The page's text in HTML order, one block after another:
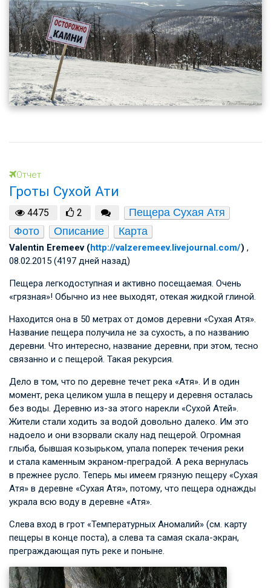
Отчет
Гроты Сухой Ати
4475 2
Пещера Сухая Атя
Фото
Описание Карта
Valentin Eremeev (http://valzeremeev.livejournal.com/) ,
08.02.2015 (4197 дней назад)
Пещера легкодоступная и активно посещаемая. Очень
«грязная»! Обычно из нее выходят, отекая жидкой глиной.
Находится она в 50 метрах от домов деревни «Сухая Атя».
Название пещера получила не за сухость, а по названию
деревни. Что интересно, название деревни, при этом, тесно
связанно и с пещерой. Такая рекурсия.
Дело в том, что по деревне течет река «Атя». И в один
момент, река целиком ушла в пещеру и деревня осталась
без воды. Деревню из-за этого нарекли «Сухой Атей».
Жители стали ходить за водой довольно далеко. Им это
надоело и они взорвали скалу над пещерой. Огромная
глыба, бывшая козырьком, упала поперек течения реки
и стала каменным экраном-преградой. А река вернулась
в прежнее русло. Теперь мы имеем грязную пещеру «Сухая
Атя» в деревне «Сухая Атя», потому, что пещера однажды
украла всю воду в деревне «Атя».
Слева вход в грот «Температурных Аномалий» (см. карту
пещеры в конце поста), а слева та самая скала-экран,
преграждающая путь реке и поныне.